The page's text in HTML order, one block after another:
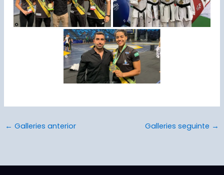
← Galleries anterior Galleries seguinte →